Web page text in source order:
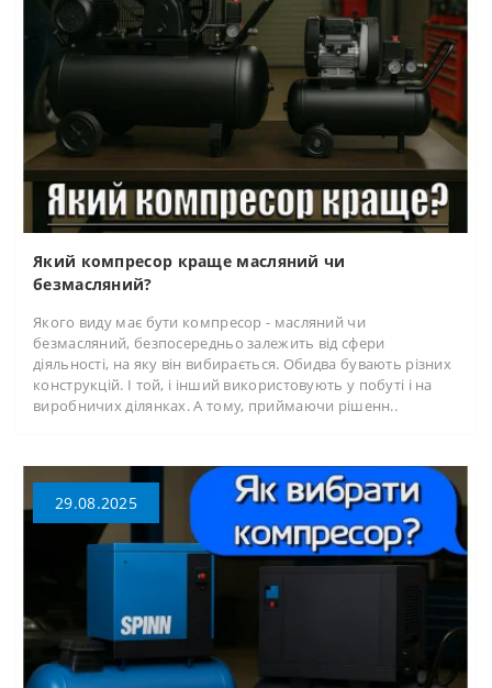
Який компресор краще масляний чи
безмасляний?
Якого виду має бути компресор - масляний чи
безмасляний, безпосередньо залежить від сфери
діяльності, на яку він вибирається. Обидва бувають різних
конструкцій. І той, і інший використовують у побуті і на
виробничих ділянках. А тому, приймаючи рішенн..
29.08.2025